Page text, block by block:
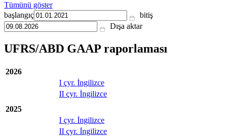
Tümünü göster
başlangıç
bitiş
Dışa aktar
UFRS/ABD GAAP raporlaması
2026
I çyr. İngilizce
II çyr. İngilizce
2025
I çyr. İngilizce
II çyr. İngilizce